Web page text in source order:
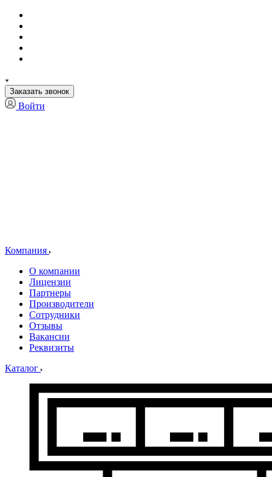
Заказать звонок
Войти
Компания
О компании
Лицензии
Партнеры
Производители
Сотрудники
Отзывы
Вакансии
Реквизиты
Каталог